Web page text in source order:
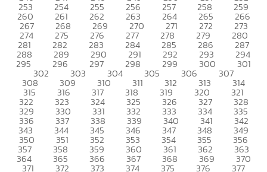
253 254 255 256 257 258 259
260 261 262 263 264 265 266
267 268 269 270 271 272 273
274 275 276 277 278 279 280
281 282 283 284 285 286 287
288 289 290 291 292 293 294
295 296 297 298 299 300 301
302 303 304 305 306 307
308 309 310 311 312 313 314
315 316 317 318 319 320 321
322 323 324 325 326 327 328
329 330 331 332 333 334 335
336 337 338 339 340 341 342
343 344 345 346 347 348 349
350 351 352 353 354 355 356
357 358 359 360 361 362 363
364 365 366 367 368 369 370
371 372 373 374 375 376 377